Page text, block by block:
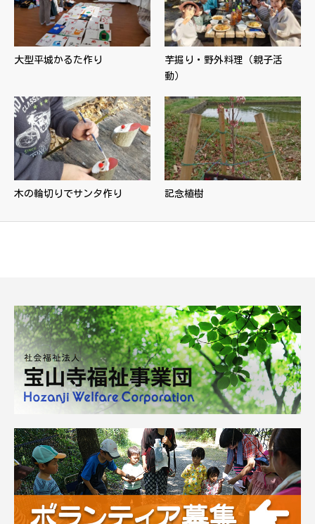
大型平城かるた作り
芋掘り・野外料理（親子活
動）
木の輪切りでサンタ作り 記念植樹